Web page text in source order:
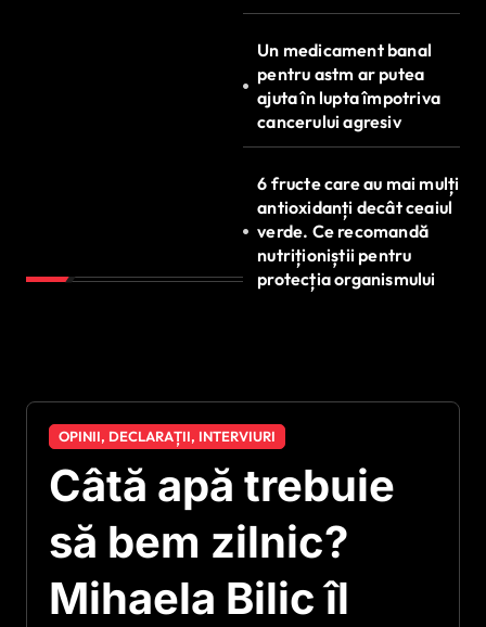
Un medicament banal
pentru astm ar putea
ajuta în lupta împotriva
cancerului agresiv
6 fructe care au mai mulți
antioxidanți decât ceaiul
verde. Ce recomandă
nutriționiștii pentru
protecția organismului
OPINII, DECLARAȚII, INTERVIURI
Câtă apă trebuie
să bem zilnic?
Mihaela Bilic îl